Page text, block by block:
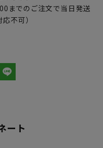
までのご注文で当日発送
不可）
ート